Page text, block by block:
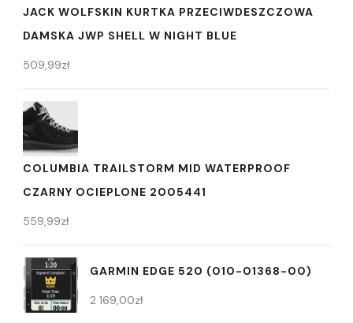
JACK WOLFSKIN KURTKA PRZECIWDESZCZOWA
DAMSKA JWP SHELL W NIGHT BLUE
509,99zł
COLUMBIA TRAILSTORM MID WATERPROOF
CZARNY OCIEPLONE 2005441
559,99zł
GARMIN EDGE 520 (010-01368-00)
2 169,00zł